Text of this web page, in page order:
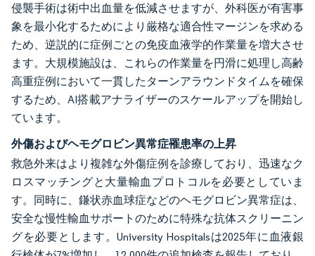
侵襲手術は術中出血量を低減させますが、外科医が有害事
象を最小化するためにより厳格な適合性マージンを求める
ため、逆説的に症例ごとの免疫血液学的作業量を増大させ
ます。大規模施設は、これらの作業量を円滑に処理し高齢
高重症例において一貫したターンアラウンドタイムを確保
するため、AI搭載アナライザーのスケールアップを開始し
ています。
外傷およびヘモグロビン異常症罹患率の上昇
救急外来はより複雑な外傷症例を診療しており、迅速なク
ロスマッチングと大量輸血プロトコルを必要としていま
す。同時に、鎌状赤血球症などのヘモグロビン異常症は、
安全な慢性輸血サポートのために特殊な抗体スクリーニン
グを必要とします。University Hospitalsは2025年に血液銀